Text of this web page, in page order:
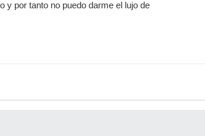
y por tanto no puedo darme el lujo de